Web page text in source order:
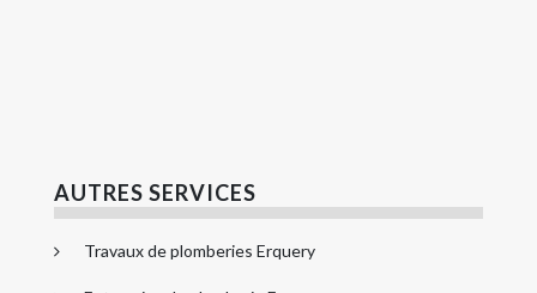
AUTRES SERVICES
Travaux de plomberies Erquery